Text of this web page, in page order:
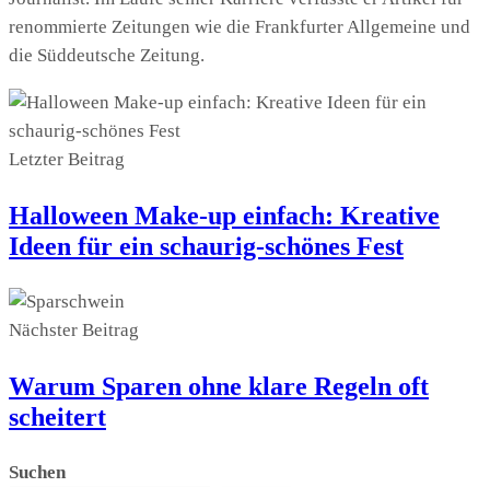
renommierte Zeitungen wie die Frankfurter Allgemeine und
die Süddeutsche Zeitung.
Letzter Beitrag
Halloween Make-up einfach: Kreative
Ideen für ein schaurig-schönes Fest
Nächster Beitrag
Warum Sparen ohne klare Regeln oft
scheitert
Suchen